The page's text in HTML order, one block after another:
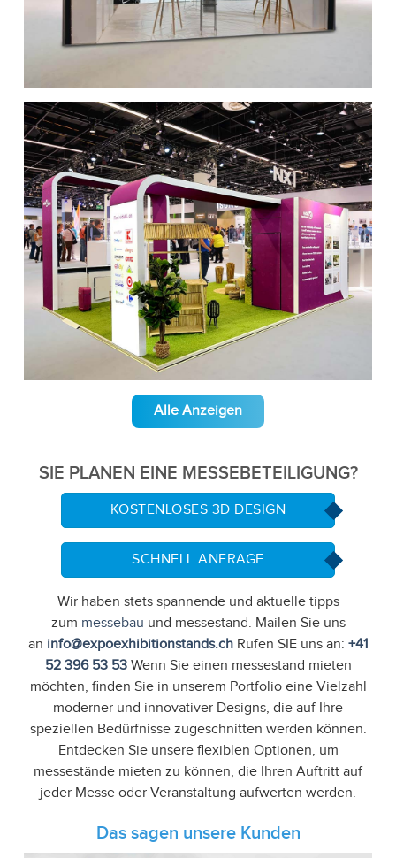
Alle Anzeigen
SIE PLANEN EINE MESSEBETEILIGUNG?
KOSTENLOSES 3D DESIGN
SCHNELL ANFRAGE
Wir haben stets spannende und aktuelle tipps
zum messebau und messestand. Mailen Sie uns
an info@expoexhibitionstands.ch Rufen SIE uns an: +41
52 396 53 53Wenn Sie einen messestand mieten
möchten, finden Sie in unserem Portfolio eine Vielzahl
moderner und innovativer Designs, die auf Ihre
speziellen Bedürfnisse zugeschnitten werden können.
Entdecken Sie unsere flexiblen Optionen, um
messestände mieten zu können, die Ihren Auftritt auf
jeder Messe oder Veranstaltung aufwerten werden.
Das sagen unsere Kunden